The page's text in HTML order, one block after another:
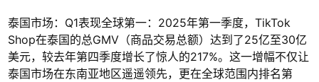
泰国市场：Q1表现全球第一：2025年第一季度，TikTok
Shop在泰国的总GMV（商品交易总额）达到了25亿至30亿
美元，较去年第四季度增长了惊人的217%。这一增幅不仅让
泰国市场在东南亚地区遥遥领先，更在全球范围内排名第